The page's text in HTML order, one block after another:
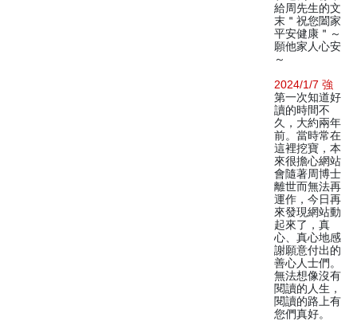
給周先生的文
末＂祝您闔家
平安健康＂～
願他家人心安
～
2024/1/7 強
第一次知道好
讀的時間不
久，大約兩年
前。當時常在
這裡挖寶，本
來很擔心網站
會隨著周博士
離世而無法再
運作，今日再
來發現網站動
起來了，真
心、真心地感
謝願意付出的
善心人士們。
無法想像沒有
閱讀的人生，
閱讀的路上有
您們真好。